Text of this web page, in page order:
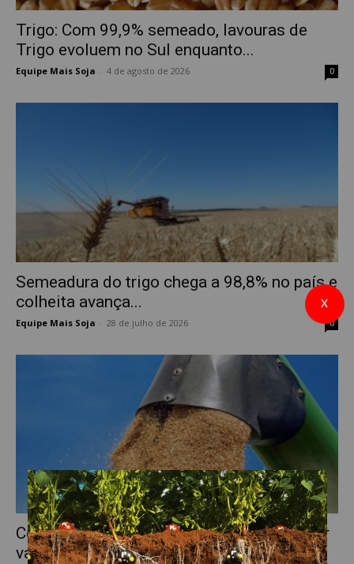
Trigo: Com 99,9% semeado, lavouras de
Trigo evoluem no Sul enquanto...
Equipe Mais Soja 4 de agosto de 2026 0
Semeadura do trigo chega a 98,8% no país e
colheita avança...
Equipe Mais Soja 28 de julho de 2026 0
Ceema: Trigo dispara em Chicago ao maior
valor em 3 anos,...
X